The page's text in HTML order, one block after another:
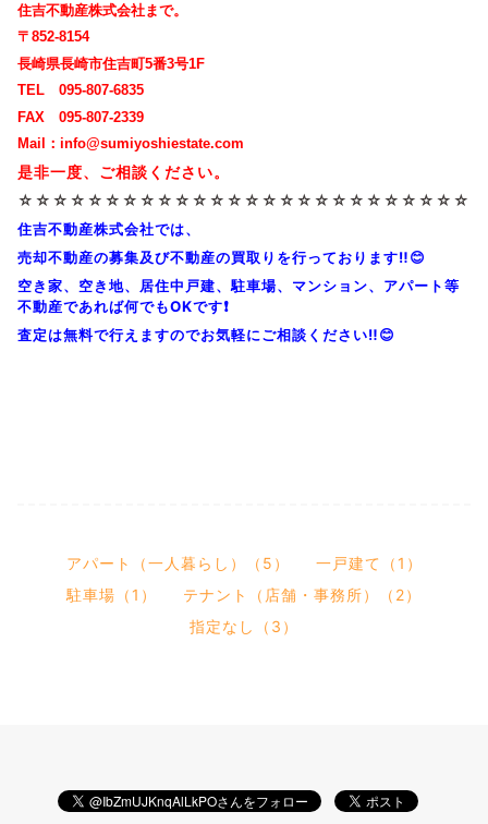
住吉不動産株式会社まで。
〒852-8154
長崎県長崎市住吉町5番3号1F
TEL 095-807-6835
FAX 095-807-2339
Mail：info@sumiyoshiestate.com
是非一度、ご相談ください。
☆☆☆☆☆☆☆☆☆☆☆☆☆☆☆☆☆☆☆☆☆☆☆☆
住吉不動産株式会社では、
売却不動産の募集及び不動産の買取りを行っております‼️😊
空き家、空き地、居住中戸建、駐車場、マンション、アパート等
不動産であれば何でもOKです❗
査定は無料で行えますのでお気軽にご相談ください‼️😊
アパート（一人暮らし）（5）
一戸建て（1）
駐車場（1）
テナント（店舗・事務所）（2）
指定なし（3）